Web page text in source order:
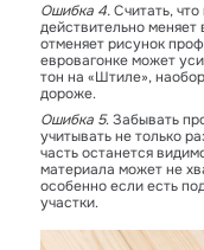
Ошибка 4.Считать,
действительно
отменяет рисунок
евровагонке может
тон на «Штиле»,
дороже.
Ошибка 5. Забывать
учитывать не только
часть останется
материала может не
особенно если есть
участки.